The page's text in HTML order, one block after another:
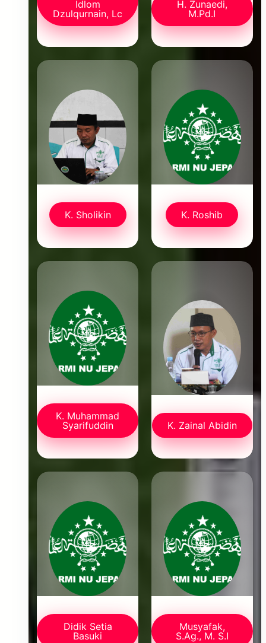
Idlom
Dzulqurnain, Lc
H. Zunaedi,
M.Pd.I
K. Sholikin K. Roshib
K. Muhammad
Syarifuddin
K. Zainal Abidin
Didik Setia
Basuki
Musyafak,
S.Ag., M. S.I